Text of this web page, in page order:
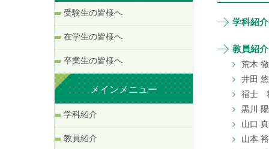
受験生の皆様へ
在学生の皆様へ
卒業生の皆様へ
メインメニュー
学科紹介
教員紹介
学科紹介
教員紹介
荒木
井田
福士
黒川
山口
山本